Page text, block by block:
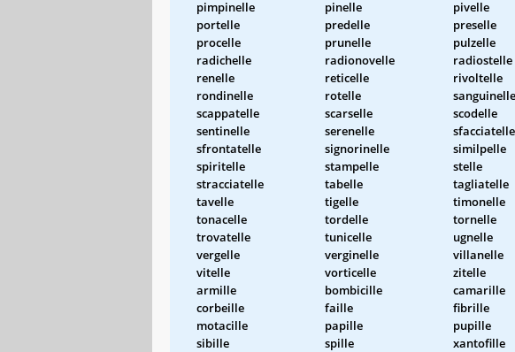
pimpinelle
pinelle pivelle
portelle
predelle preselle
procelle
prunelle pulzelle
radichelle
radionovelle radiostelle
renelle
reticelle rivoltelle
rondinelle
rotelle sanguinelle
scappatelle
scarselle scodelle
sentinelle
serenelle sfacciatelle
sfrontatelle
signorinelle similpelle
spiritelle
stampelle stelle
stracciatelle
tabelle tagliatelle
tavelle
tigelle timonelle
tonacelle
tordelle tornelle
trovatelle
tunicelle ugnelle
vergelle
verginelle villanelle
vitelle
vorticelle zitelle
armille
bombicille camarille
corbeille
faille fibrille
motacille
papille pupille
sibille
spille xantofille